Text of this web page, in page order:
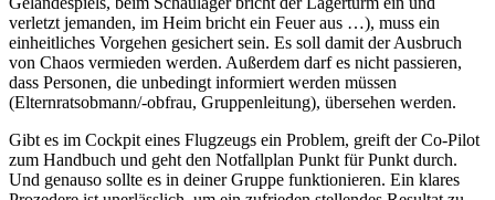
verletzt jemanden, im Heim bricht ein Feuer aus …), muss ein
einheitliches Vorgehen gesichert sein. Es soll damit der Ausbruch
von Chaos vermieden werden. Außerdem darf es nicht passieren,
dass Personen, die unbedingt informiert werden müssen
(Elternratsobmann/-obfrau, Gruppenleitung), übersehen werden.
Gibt es im Cockpit eines Flugzeugs ein Problem, greift der Co-Pilot
zum Handbuch und geht den Notfallplan Punkt für Punkt durch.
Und genauso sollte es in deiner Gruppe funktionieren. Ein klares